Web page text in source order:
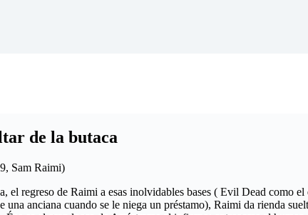
de la butaca
Sam Raimi)
el regreso de Raimi a esas inolvidables bases ( Evil Dead como
anciana cuando se le niega un préstamo), Raimi da rienda